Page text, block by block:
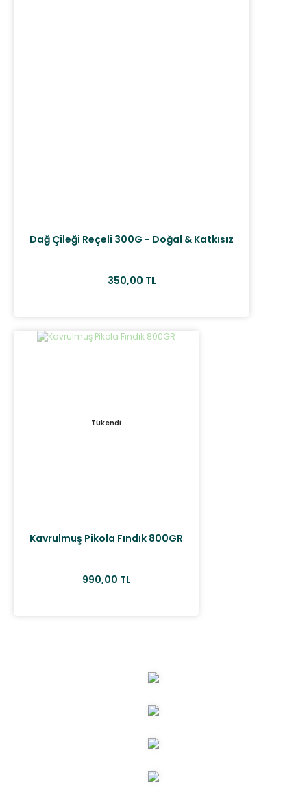
Dağ Çileği Reçeli 300G - Doğal & Katkısız
350,00 TL
Tükendi
Kavrulmuş Pikola Fındık 800GR
990,00 TL